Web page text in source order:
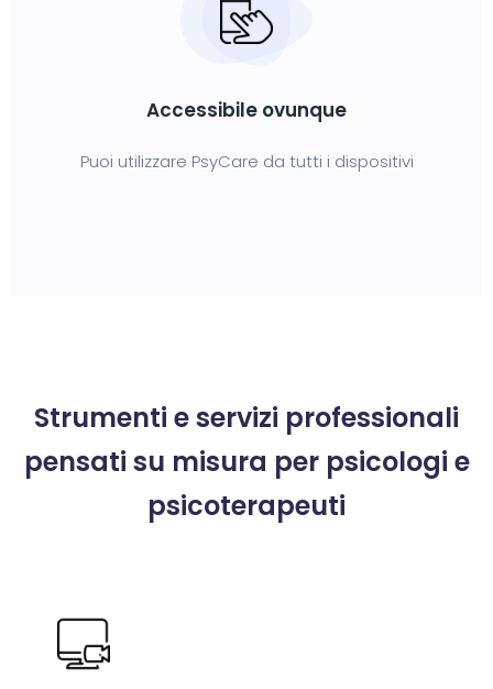
Accessibile ovunque
Puoi utilizzare PsyCare da tutti i dispositivi
Strumenti e servizi professionali
pensati su misura per psicologi e
psicoterapeuti